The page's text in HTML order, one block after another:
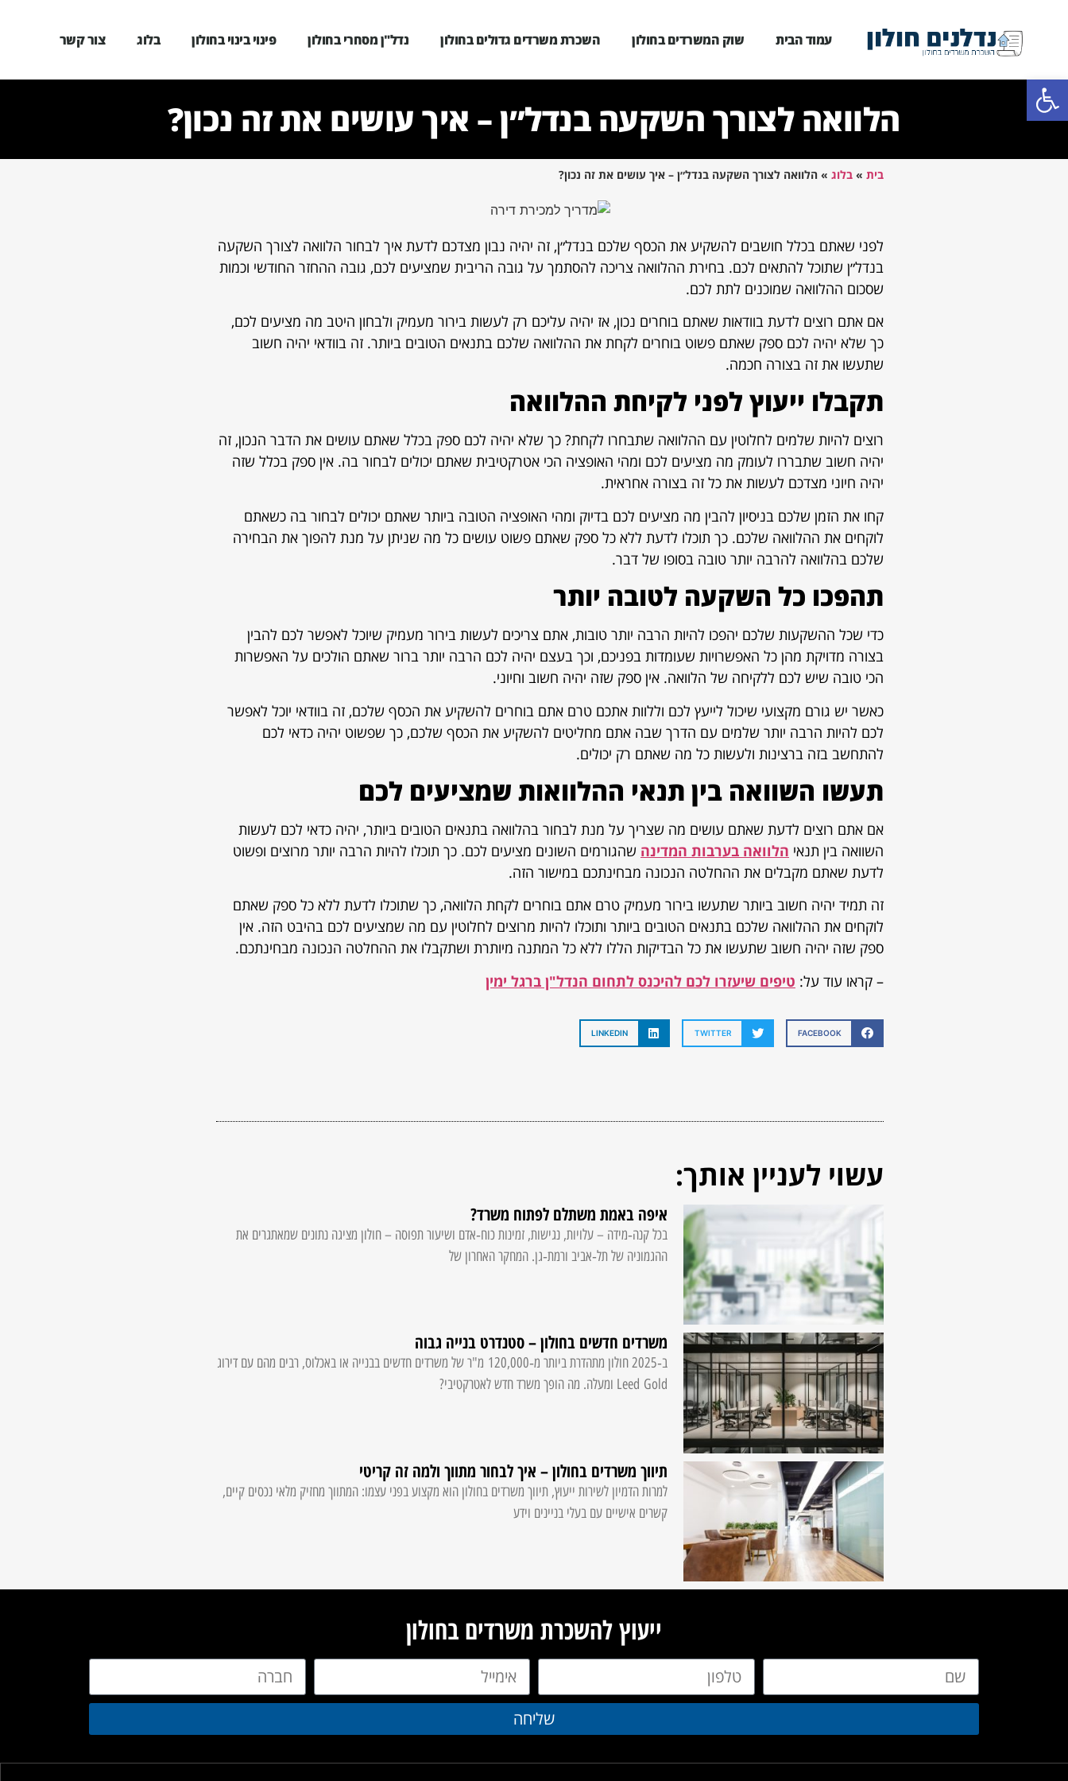
פתח סרגל נגישות
עמוד הבית שוק המשרדים בחולון השכרת משרדים גדולים בחולון נדל"ן מסחרי בחולון פינוי בינוי בחולון בלוג צור קשר
הלוואה לצורך השקעה בנדל״ן – איך עושים את זה נכון?
בית » בלוג » הלוואה לצורך השקעה בנדל״ן – איך עושים את זה נכון?
לפני שאתם בכלל חושבים להשקיע את הכסף שלכם בנדל״ן, זה יהיה נבון מצדכם לדעת איך לבחור הלוואה לצורך השקעה
בנדל״ן שתוכל להתאים לכם. בחירת ההלוואה צריכה להסתמך על גובה הריבית שמציעים לכם, גובה ההחזר החודשי וכמות
שסכום ההלוואה שמוכנים לתת לכם.
אם אתם רוצים לדעת בוודאות שאתם בוחרים נכון, אז יהיה עליכם רק לעשות בירור מעמיק ולבחון היטב מה מציעים לכם,
כך שלא יהיה לכם ספק שאתם פשוט בוחרים לקחת את ההלוואה שלכם בתנאים הטובים ביותר. זה בוודאי יהיה חשוב
שתעשו את זה בצורה חכמה.
תקבלו ייעוץ לפני לקיחת ההלוואה
רוצים להיות שלמים לחלוטין עם ההלוואה שתבחרו לקחת? כך שלא יהיה לכם ספק בכלל שאתם עושים את הדבר הנכון, זה
יהיה חשוב שתבררו לעומק מה מציעים לכם ומהי האופציה הכי אטרקטיבית שאתם יכולים לבחור בה. אין ספק בכלל שזה
יהיה חיוני מצדכם לעשות את כל זה בצורה אחראית.
קחו את הזמן שלכם בניסיון להבין מה מציעים לכם בדיוק ומהי האופציה הטובה ביותר שאתם יכולים לבחור בה כשאתם
לוקחים את ההלוואה שלכם. כך תוכלו לדעת ללא כל ספק שאתם פשוט עושים כל מה שניתן על מנת להפוך את הבחירה
שלכם בהלוואה להרבה יותר טובה בסופו של דבר.
תהפכו כל השקעה לטובה יותר
כדי שכל ההשקעות שלכם יהפכו להיות הרבה יותר טובות, אתם צריכים לעשות בירור מעמיק שיוכל לאפשר לכם להבין
בצורה מדויקת מהן כל האפשרויות שעומדות בפניכם, וכך בעצם יהיה לכם הרבה יותר ברור שאתם הולכים על האפשרות
הכי טובה שיש לכם ללקיחה של הלוואה. אין ספק שזה יהיה חשוב וחיוני.
כאשר יש גורם מקצועי שיכול לייעץ לכם וללוות אתכם טרם אתם בוחרים להשקיע את הכסף שלכם, זה בוודאי יוכל לאפשר
לכם להיות הרבה יותר שלמים עם הדרך שבה אתם מחליטים להשקיע את הכסף שלכם, כך שפשוט יהיה כדאי לכם
להתחשב בזה ברצינות ולעשות כל מה שאתם רק יכולים.
תעשו השוואה בין תנאי ההלוואות שמציעים לכם
אם אתם רוצים לדעת שאתם עושים מה שצריך על מנת לבחור בהלוואה בתנאים הטובים ביותר, יהיה כדאי לכם לעשות
השוואה בין תנאי הלוואה בערבות המדינה שהגורמים השונים מציעים לכם. כך תוכלו להיות הרבה יותר מרוצים ופשוט
לדעת שאתם מקבלים את ההחלטה הנכונה מבחינתכם במישור הזה.
זה תמיד יהיה חשוב ביותר שתעשו בירור מעמיק טרם אתם בוחרים לקחת הלוואה, כך שתוכלו לדעת ללא כל ספק שאתם
לוקחים את ההלוואה שלכם בתנאים הטובים ביותר ותוכלו להיות מרוצים לחלוטין עם מה שמציעים לכם בהיבט הזה. אין
ספק שזה יהיה חשוב שתעשו את כל הבדיקות הללו ללא כל המתנה מיותרת ושתקבלו את ההחלטה הנכונה מבחינתכם.
– קראו עוד על: טיפים שיעזרו לכם להיכנס לתחום הנדל"ן ברגל ימין
FACEBOOK
TWITTER
LINKEDIN
עשוי לעניין אותך:
איפה באמת משתלם לפתוח משרד?
בכל קנה‑מידה – עלויות, נגישות, זמינות כוח‑אדם ושיעור תפוסה – חולון מציגה נתונים שמאתגרים את
ההגמוניה של תל‑אביב ורמת‑גן. המחקר האחרון של
משרדים חדשים בחולון – סטנדרט בנייה גבוה
ב‑2025 חולון מתהדרת ביותר מ‑120,000 מ"ר של משרדים חדשים בבנייה או באכלוס, רבים מהם עם דירוג
Leed Gold ומעלה. מה הופך משרד חדש לאטרקטיבי?
תיווך משרדים בחולון – איך לבחור מתווך ולמה זה קריטי
למרות הדמיון לשירות ייעוץ, תיווך משרדים בחולון הוא מקצוע בפני עצמו: המתווך מחזיק מלאי נכסים קיים,
קשרים אישיים עם בעלי בניינים וידע
ייעוץ להשכרת משרדים בחולון
שליחה